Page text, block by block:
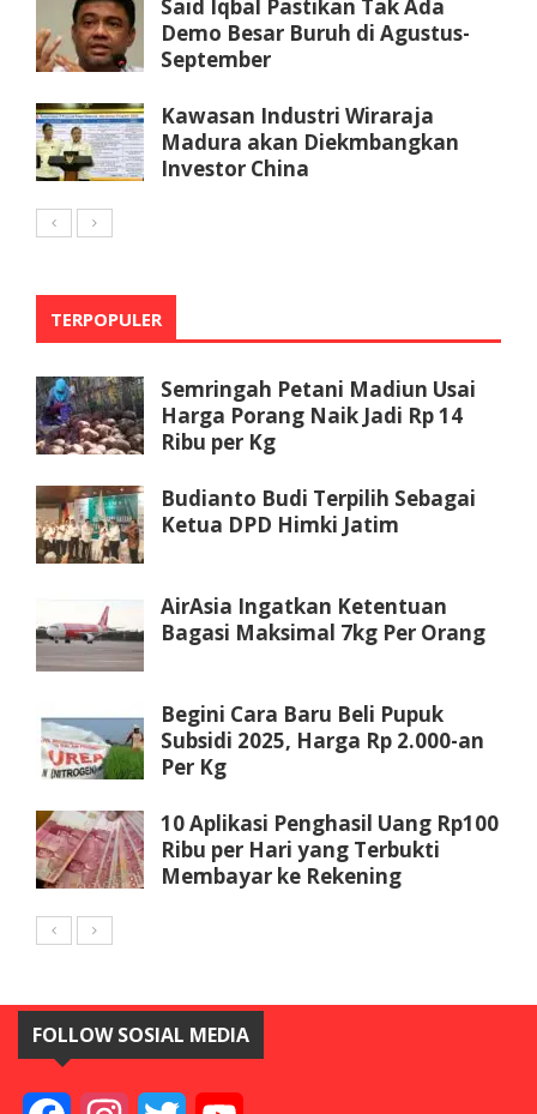
Said Iqbal Pastikan Tak Ada
Demo Besar Buruh di Agustus-
September
Kawasan Industri Wiraraja
Madura akan Diekmbangkan
Investor China
TERPOPULER
Semringah Petani Madiun Usai
Harga Porang Naik Jadi Rp 14
Ribu per Kg
Budianto Budi Terpilih Sebagai
Ketua DPD Himki Jatim
AirAsia Ingatkan Ketentuan
Bagasi Maksimal 7kg Per Orang
Begini Cara Baru Beli Pupuk
Subsidi 2025, Harga Rp 2.000-an
Per Kg
10 Aplikasi Penghasil Uang Rp100
Ribu per Hari yang Terbukti
Membayar ke Rekening
FOLLOW SOSIAL MEDIA